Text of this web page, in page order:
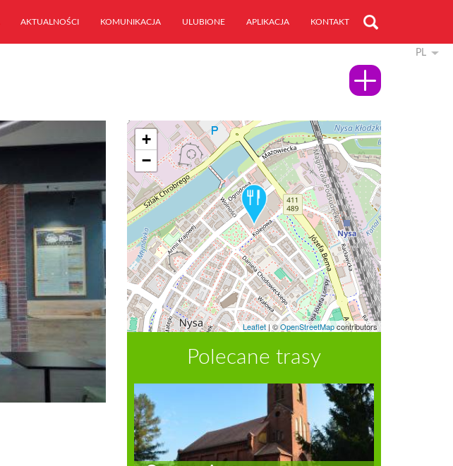
AKTUALNOŚCI KOMUNIKACJA ULUBIONE APLIKACJA KONTAKT
PL
+
−
Leaflet | ©OpenStreetMapcontributors
Polecane trasy